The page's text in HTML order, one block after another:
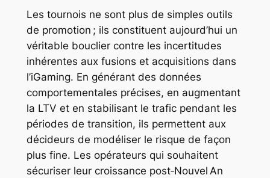
Les tournois ne sont plus de simples outils
de promotion ; ils constituent aujourd’hui un
véritable bouclier contre les incertitudes
inhérentes aux fusions et acquisitions dans
l’iGaming. En générant des données
comportementales précises, en augmentant
la LTV et en stabilisant le trafic pendant les
périodes de transition, ils permettent aux
décideurs de modéliser le risque de façon
plus fine. Les opérateurs qui souhaitent
sécuriser leur croissance post‑Nouvel An